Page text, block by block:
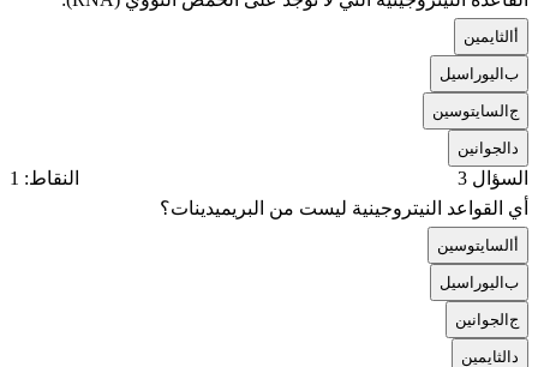
الثايمين
باليوراسيل
جالسايتوسين
الجوانين
السؤال 3
النقاط: 1
أي القواعد النيتروجينية ليست من البريميدينات؟
السايتوسين
باليوراسيل
جالجوانين
الثايمين